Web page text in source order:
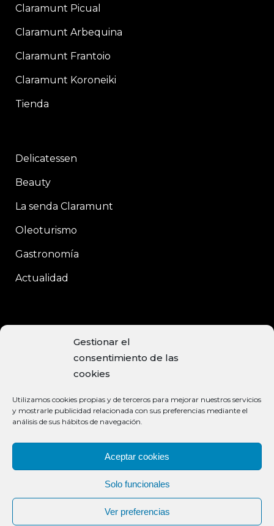
Gestionar el
consentimiento de las
cookies
Utilizamos cookies propias y de terceros para mejorar nuestros servicios
y mostrarle publicidad relacionada con sus preferencias mediante el
análisis de sus hábitos de navegación.
Aceptar cookies
Solo funcionales
Ver preferencias
Claramunt Picual
Claramunt Arbequina
Claramunt Frantoio
Claramunt Koroneiki
Tienda
Delicatessen
Beauty
La senda Claramunt
Oleoturismo
Gastronomía
Actualidad
C/Enrique Moreno, 15
Baeza, 23440 JAÉN
+34 953 740 113
info@aceiteclaramunt.com
MÉTODOS DE PAGO ACEPTADOS